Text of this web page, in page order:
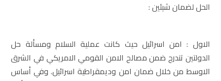
الحل لضمان شيئين :
الاول : امن اسرائيل حيث كانت عملية السلام ومسألة حل
الدولتين تندرج ضمن مصالح الامن القومي الامريكي في الشرق
الاوسط من خلال ضمان امن وديمقراطية اسرائيل. وفي أساس